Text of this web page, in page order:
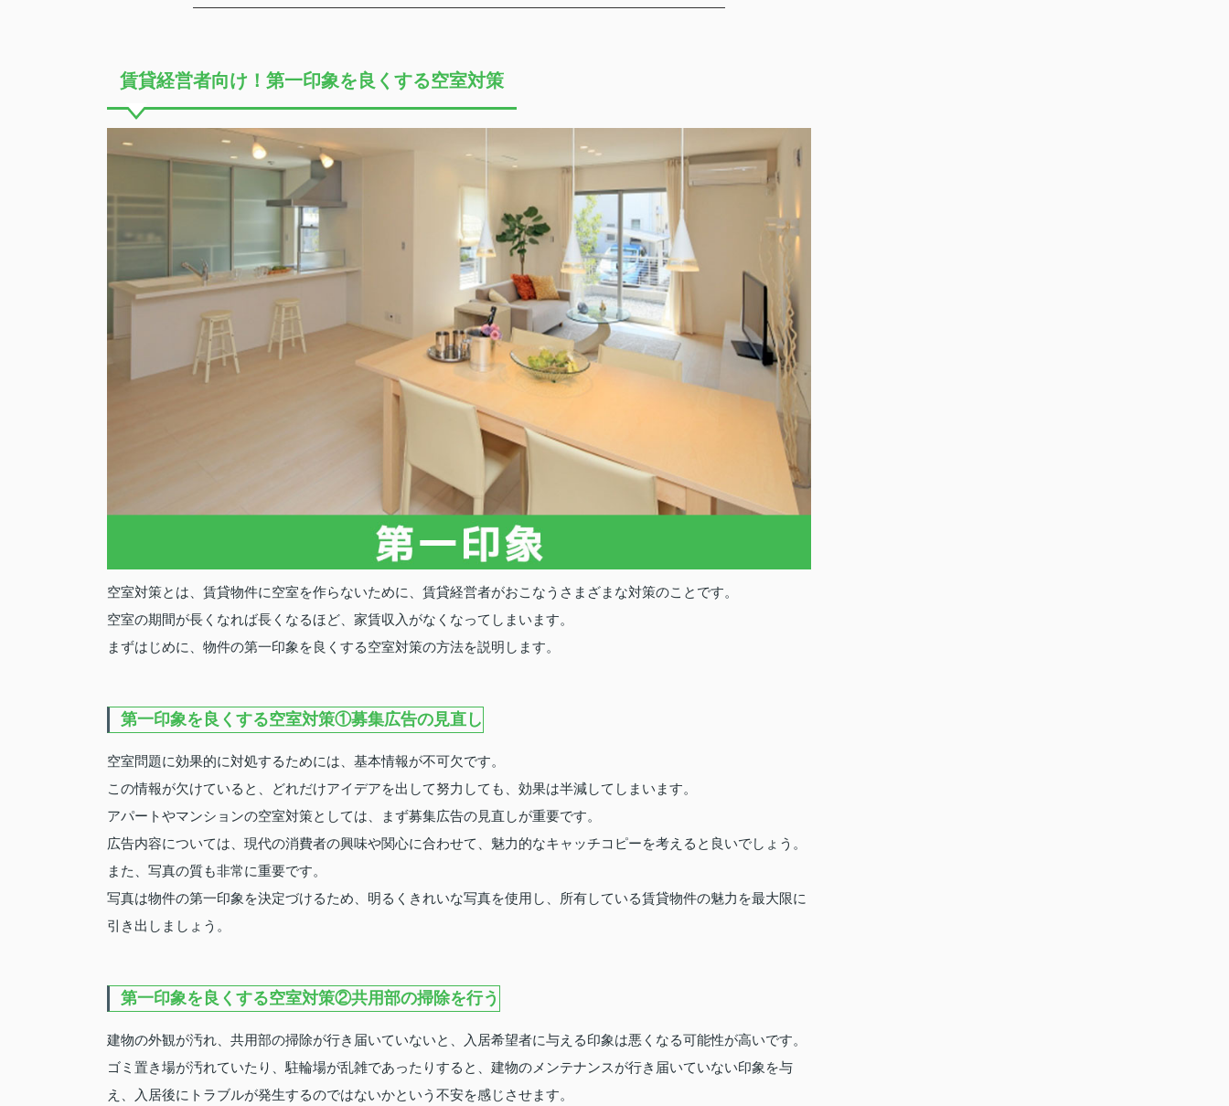
賃貸経営者向け！第一印象を良くする空室対策
空室対策とは、賃貸物件に空室を作らないために、賃貸経営者がおこなうさまざまな対策のことです。
空室の期間が長くなれば長くなるほど、家賃収入がなくなってしまいます。
まずはじめに、物件の第一印象を良くする空室対策の方法を説明します。
第一印象を良くする空室対策①募集広告の見直し
空室問題に効果的に対処するためには、基本情報が不可欠です。
この情報が欠けていると、どれだけアイデアを出して努力しても、効果は半減してしまいます。
アパートやマンションの空室対策としては、まず募集広告の見直しが重要です。
広告内容については、現代の消費者の興味や関心に合わせて、魅力的なキャッチコピーを考えると良いでしょう。
また、写真の質も非常に重要です。
写真は物件の第一印象を決定づけるため、明るくきれいな写真を使用し、所有している賃貸物件の魅力を最大限に
引き出しましょう。
第一印象を良くする空室対策②共用部の掃除を行う
建物の外観が汚れ、共用部の掃除が行き届いていないと、入居希望者に与える印象は悪くなる可能性が高いです。
ゴミ置き場が汚れていたり、駐輪場が乱雑であったりすると、建物のメンテナンスが行き届いていない印象を与
え、入居後にトラブルが発生するのではないかという不安を感じさせます。